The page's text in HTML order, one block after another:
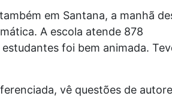
em Santana, a manhã
A escola atende 878
foi bem animada.
vê questões de